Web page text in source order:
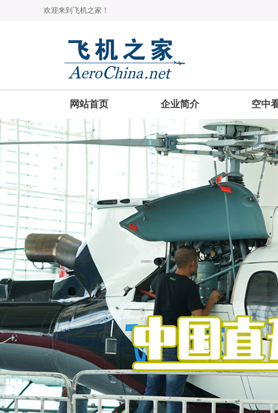
欢迎来到飞机之家！
网站首页 企业简介 空中